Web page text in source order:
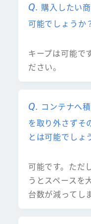
購入したい
可能でしょうか
キープは可能で
ださい。
コンテナへ
を取り外さずそ
とは可能でしょ
可能です。ただ
うとスペースを
台数が減ってし